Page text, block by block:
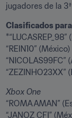
jugadores de la
Clasificados para
*“LUCASREP_98”
“REIN10” (México)
“NICOLAS99FC”
“ZEZINHO23XX”
“ROMA AMAN”
“JANOZ CFI”